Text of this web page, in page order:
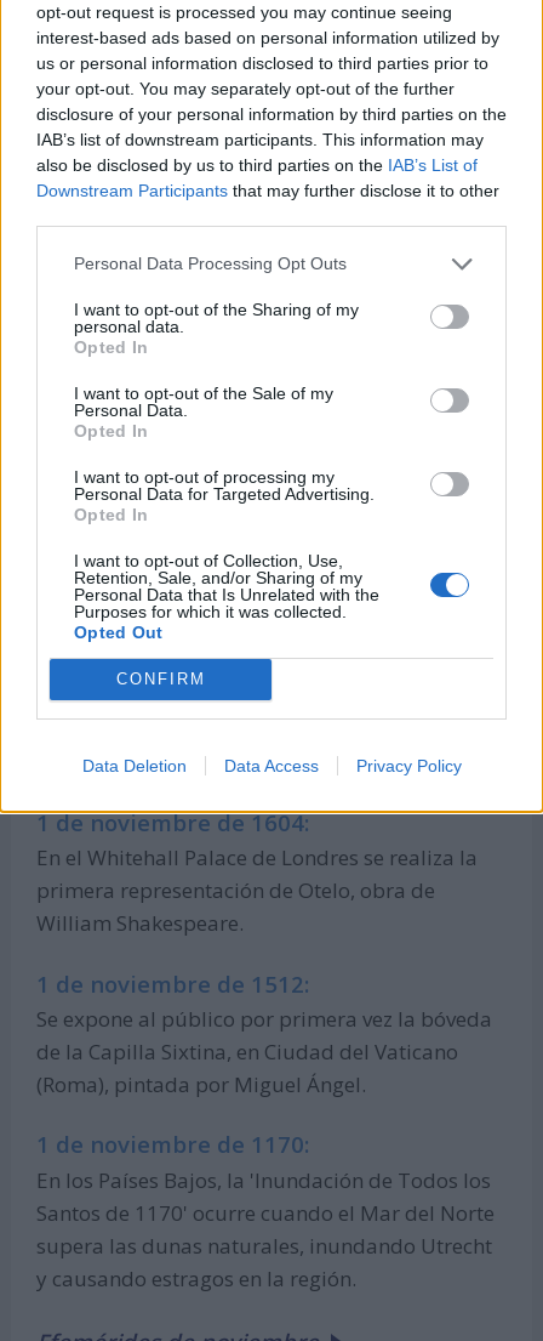
opt-out request is processed you may continue seeing
interest-based ads based on personal information utilized by
us or personal information disclosed to third parties prior to
your opt-out. You may separately opt-out of the further
disclosure of your personal information by third parties on the
IAB’s list of downstream participants. This information may
also be disclosed by us to third parties on the IAB’s List of
Downstream Participants that may further disclose it to other
Personal Data Processing Opt Outs
I want to opt-out of the Sharing of my
personal data.
Opted In
I want to opt-out of the Sale of my
Personal Data.
Opted In
I want to opt-out of processing my
Personal Data for Targeted Advertising.
Opted In
I want to opt-out of Collection, Use,
Retention, Sale, and/or Sharing of my
Personal Data that Is Unrelated with the
Purposes for which it was collected.
Opted Out
CONFIRM
Data Deletion Data Access Privacy Policy
avance en la meteorología y el pronóstico del
tiempo.
1 de noviembre de 1848:
Se abre la primera escuela de medicina para
mujeres con el nombre de 'The Boston Female
Medicina de la Universidad de Boston.
1 de noviembre de 1755:
destruye Lisboa a las 10:16, seguido de un
tsunami que ahoga a los sobrevivientes. Mueren
entre 70.000 y 100.000 personas, y el sismo se
siente en Francia y Estados Unidos, afectando
África.
1 de noviembre de 1611:
Se representa por primera vez la comedia
romántica La tempestad, de William
(Inglaterra).
1 de noviembre de 1604:
En el Whitehall Palace de Londres se realiza la
primera representación de Otelo, obra de
William Shakespeare.
1 de noviembre de 1512:
Se expone al público por primera vez la bóveda
de la Capilla Sixtina, en Ciudad del Vaticano
(Roma), pintada por Miguel Ángel.
1 de noviembre de 1170:
En los Países Bajos, la 'Inundación de Todos los
Santos de 1170' ocurre cuando el Mar del Norte
supera las dunas naturales, inundando Utrecht
y causando estragos en la región.